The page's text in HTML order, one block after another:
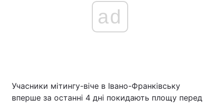
ad
Учасники мітингу-віче в Івано-Франківську
вперше за останні 4 дні покидають площу перед